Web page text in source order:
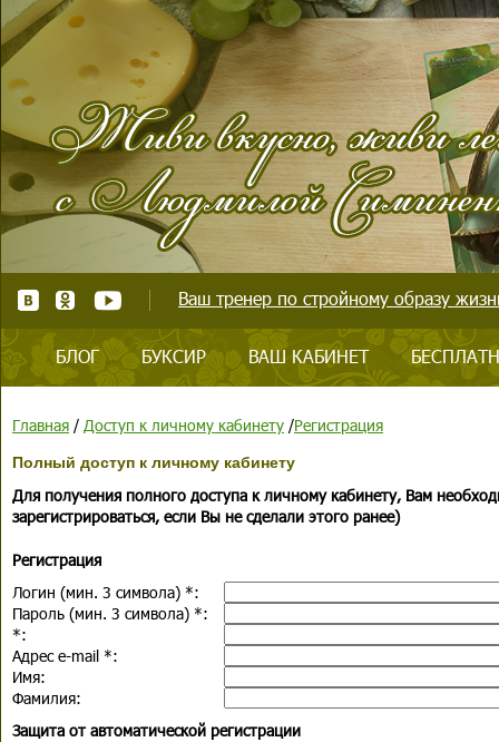
Ваш тренер по стройному образу
БЛОГ БУКСИР ВАШ КАБИНЕТ
Главная / Доступ к личному кабинету /Регистрация
Полный доступ к личному кабинету
Для получения полного доступа к личному кабинету, Вам
зарегистрироваться, если Вы не сделали этого ранее)
Регистрация
Логин (мин. 3 символа) *:
Пароль (мин. 3 символа) *:
*:
Адрес e-mail *:
Имя:
Фамилия:
Защита от автоматической регистрации